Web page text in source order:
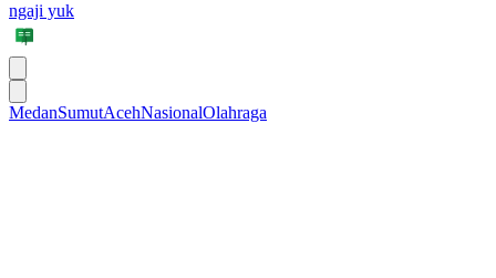
ngaji yuk
MedanSumutAcehNasionalOlahraga